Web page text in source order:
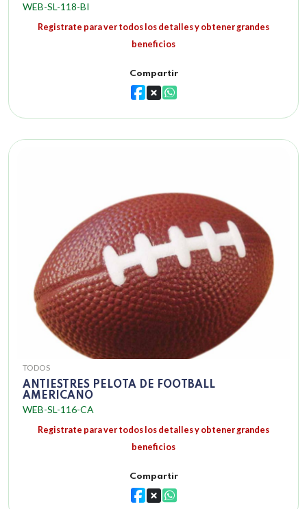
WEB-SL-118-BI
Registrate para ver todos los detalles y obtener grandes
beneficios
Compartir
TODOS
ANTIESTRES PELOTA DE FOOTBALL
AMERICANO
WEB-SL-116-CA
Registrate para ver todos los detalles y obtener grandes
beneficios
Compartir